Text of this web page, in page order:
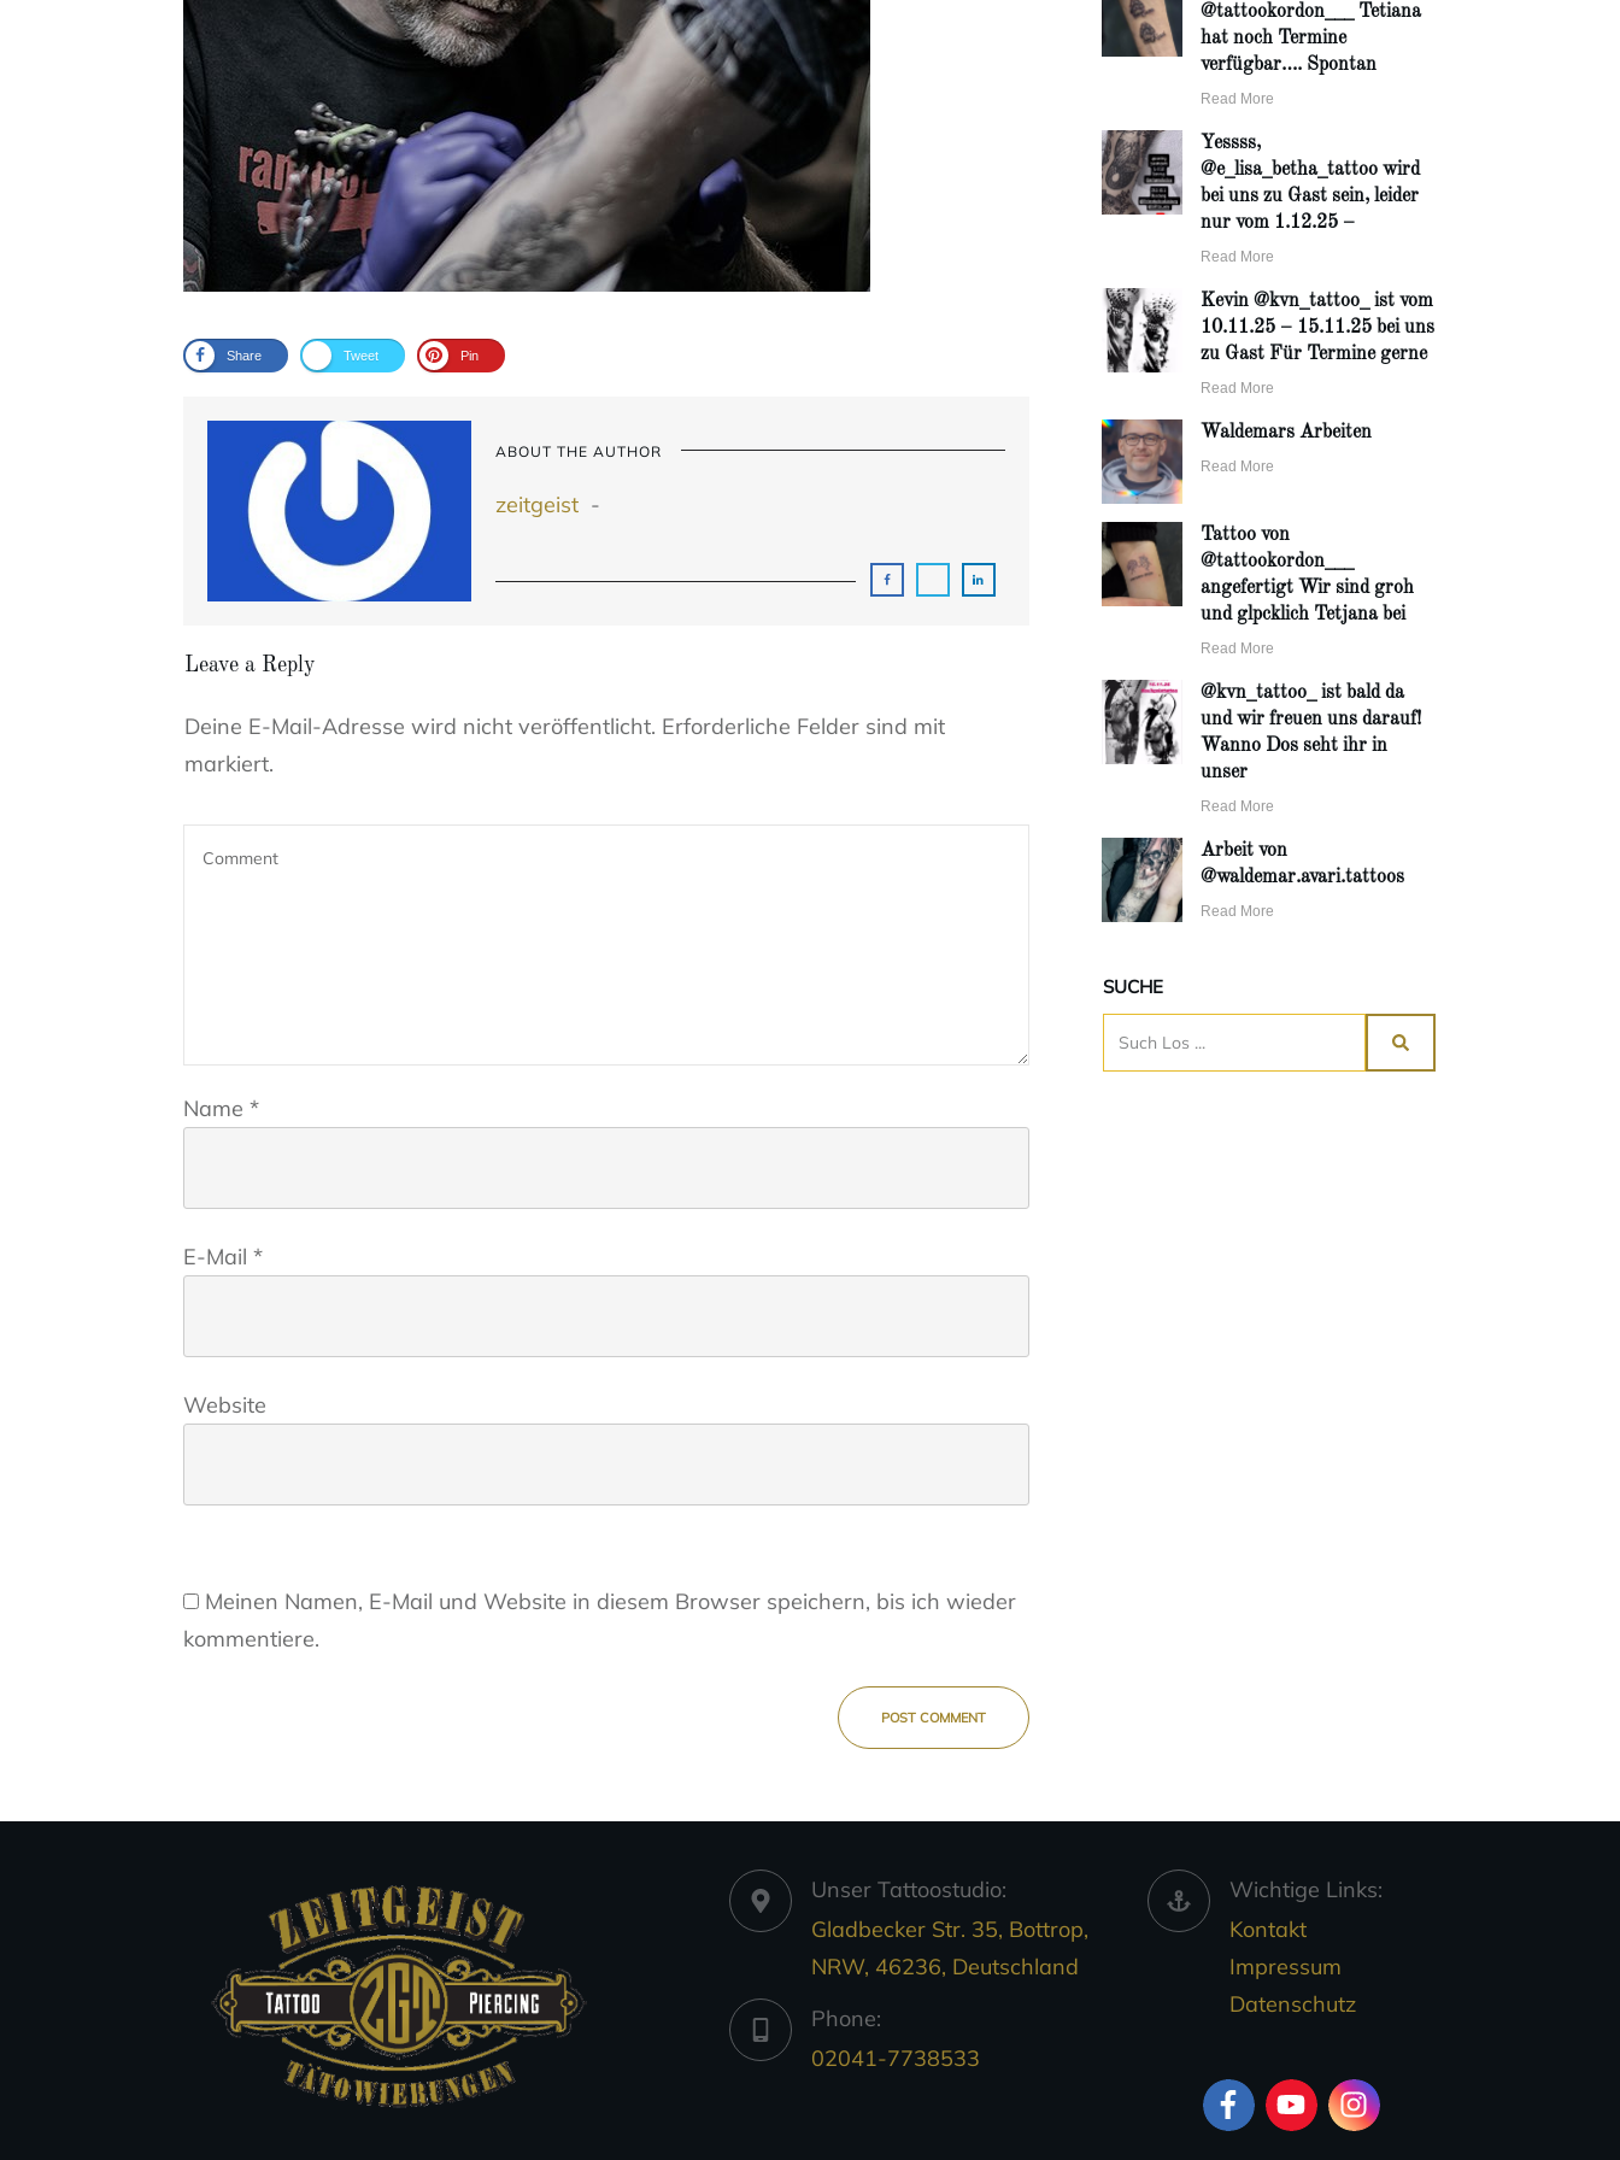
Share Tweet Pin
ABOUT THE AUTHOR
zeitgeist-
Leave a Reply
Deine E-Mail-Adresse wird nicht veröffentlicht. Erforderliche Felder sind mit
markiert.
Name *
E-Mail *
Website
Meinen Namen, E-Mail und Website in diesem Browser speichern, bis ich wieder
kommentiere.
POST COMMENT
@tattookordon___ Tetiana
hat noch Termine
verfügbar…. Spontan
Read More
Yessss,
@e_lisa_betha_tattoo wird
bei uns zu Gast sein, leider
nur vom 1.12.25 –
Read More
Kevin @kvn_tattoo_ ist vom
10.11.25 – 15.11.25 bei uns
zu Gast Für Termine gerne
Read More
Waldemars Arbeiten
Read More
Tattoo von
@tattookordon___
angefertigt Wir sind groh
und glpcklich Tetjana bei
Read More
@kvn_tattoo_ ist bald da
und wir freuen uns darauf!
Wanno Dos seht ihr in
unser
Read More
Arbeit von
@waldemar.avari.tattoos
Read More
SUCHE
Unser Tattoostudio:
Gladbecker Str. 35, Bottrop,
NRW, 46236, Deutschland
Phone:
02041-7738533
Wichtige Links:
Kontakt
Impressum
Datenschutz